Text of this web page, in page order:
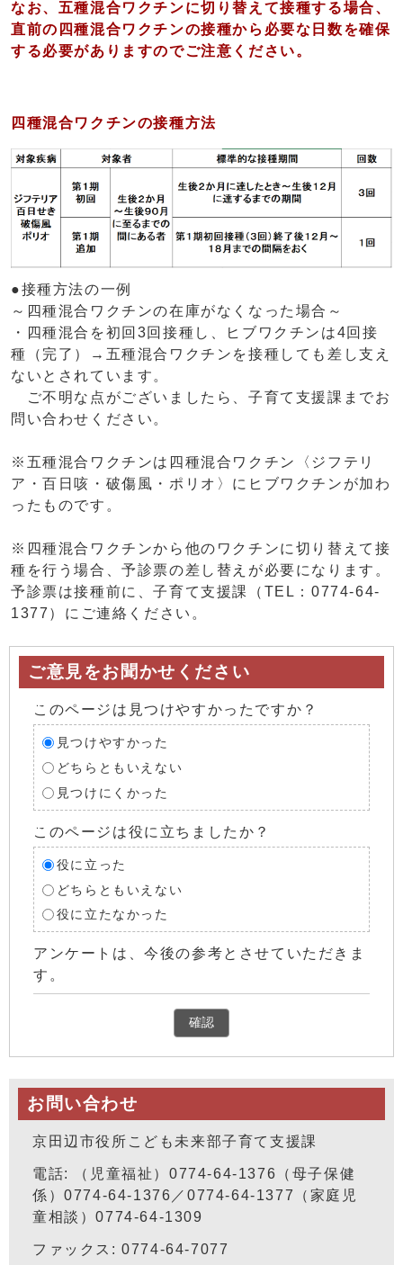
なお、五種混合ワクチンに切り替えて接種する場合、
直前の四種混合ワクチンの接種から必要な日数を確保
する必要がありますのでご注意ください。
四種混合ワクチンの接種方法
●接種方法の一例
～四種混合ワクチンの在庫がなくなった場合～
・四種混合を初回3回接種し、ヒブワクチンは4回接
種（完了）→五種混合ワクチンを接種しても差し支え
ないとされています。
ご不明な点がございましたら、子育て支援課までお
問い合わせください。
※五種混合ワクチンは四種混合ワクチン〈ジフテリ
ア・百日咳・破傷風・ポリオ〉にヒブワクチンが加わ
ったものです。
※四種混合ワクチンから他のワクチンに切り替えて接
種を行う場合、予診票の差し替えが必要になります。
予診票は接種前に、子育て支援課（TEL：0774-64-
1377）にご連絡ください。
ご意見をお聞かせください
このページは見つけやすかったですか？
見つけやすかった
どちらともいえない
見つけにくかった
このページは役に立ちましたか？
役に立った
どちらともいえない
役に立たなかった
アンケートは、今後の参考とさせていただきま
す。
確認
お問い合わせ
京田辺市役所こども未来部子育て支援課
電話: （児童福祉）0774-64-1376（母子保健
係）0774-64-1376／0774-64-1377（家庭児
童相談）0774-64-1309
ファックス: 0774-64-7077